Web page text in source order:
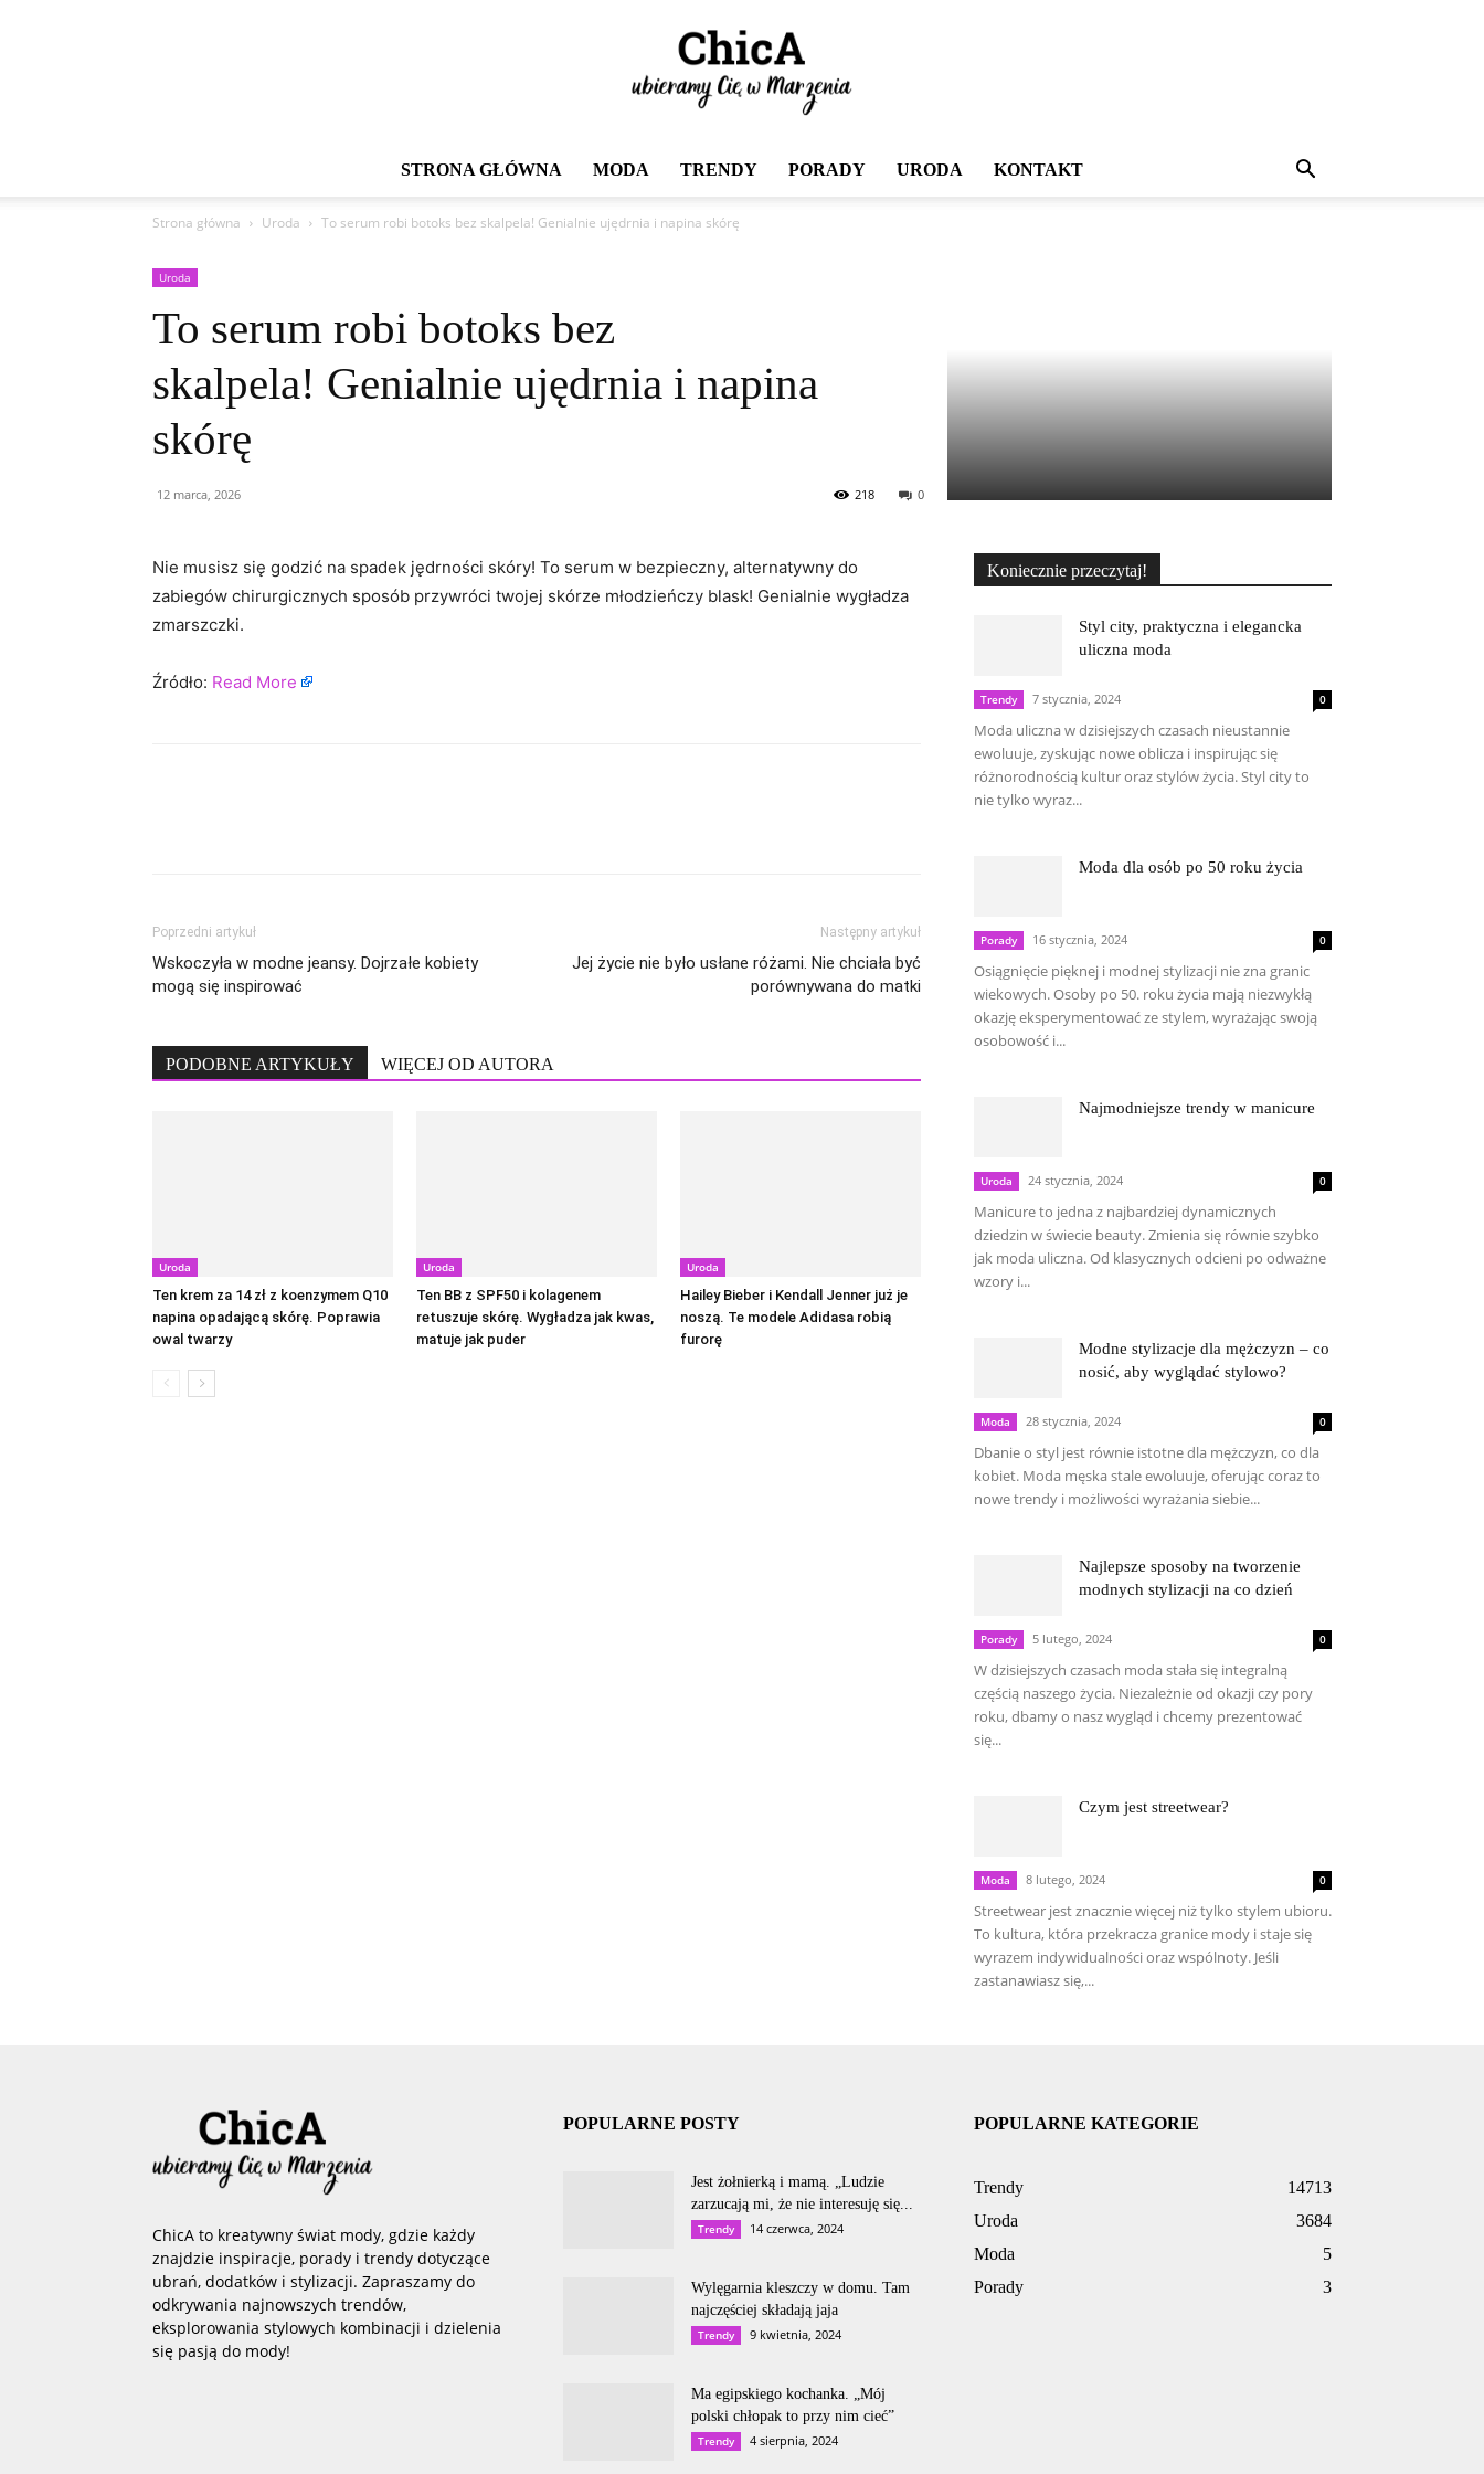
STRONA GŁÓWNA MODA TRENDY PORADY URODA KONTAKT
Strona główna Uroda To serum robi botoks bez skalpela! Genialnie ujędrnia i napina skórę
Uroda
To serum robi botoks bez
skalpela! Genialnie ujędrnia i napina
skórę
12 marca, 2026 0
218
Nie musisz się godzić na spadek jędrności skóry! To serum w bezpieczny, alternatywny do
zabiegów chirurgicznych sposób przywróci twojej skórze młodzieńczy blask! Genialnie wygładza
zmarszczki.
Źródło: Read More
Poprzedni artykuł
Wskoczyła w modne jeansy. Dojrzałe kobiety
mogą się inspirować
Następny artykuł
Jej życie nie było usłane różami. Nie chciała być
porównywana do matki
PODOBNE ARTYKUŁY WIĘCEJ OD AUTORA
Uroda
Ten krem za 14 zł z koenzymem Q10
napina opadającą skórę. Poprawia
owal twarzy
Uroda
Ten BB z SPF50 i kolagenem
retuszuje skórę. Wygładza jak kwas,
matuje jak puder
Uroda
Hailey Bieber i Kendall Jenner już je
noszą. Te modele Adidasa robią
furorę
Koniecznie przeczytaj!
Styl city, praktyczna i elegancka
uliczna moda
Trendy 7 stycznia, 2024 0
Moda uliczna w dzisiejszych czasach nieustannie
ewoluuje, zyskując nowe oblicza i inspirując się
różnorodnością kultur oraz stylów życia. Styl city to
nie tylko wyraz...
Moda dla osób po 50 roku życia
Porady 16 stycznia, 2024 0
Osiągnięcie pięknej i modnej stylizacji nie zna granic
wiekowych. Osoby po 50. roku życia mają niezwykłą
okazję eksperymentować ze stylem, wyrażając swoją
osobowość i...
Najmodniejsze trendy w manicure
Uroda 24 stycznia, 2024 0
Manicure to jedna z najbardziej dynamicznych
dziedzin w świecie beauty. Zmienia się równie szybko
jak moda uliczna. Od klasycznych odcieni po odważne
wzory i...
Modne stylizacje dla mężczyzn – co
nosić, aby wyglądać stylowo?
Moda 28 stycznia, 2024 0
Dbanie o styl jest równie istotne dla mężczyzn, co dla
kobiet. Moda męska stale ewoluuje, oferując coraz to
nowe trendy i możliwości wyrażania siebie...
Najlepsze sposoby na tworzenie
modnych stylizacji na co dzień
Porady 5 lutego, 2024 0
W dzisiejszych czasach moda stała się integralną
częścią naszego życia. Niezależnie od okazji czy pory
roku, dbamy o nasz wygląd i chcemy prezentować
się...
Czym jest streetwear?
Moda 8 lutego, 2024 0
Streetwear jest znacznie więcej niż tylko stylem ubioru.
To kultura, która przekracza granice mody i staje się
wyrazem indywidualności oraz wspólnoty. Jeśli
zastanawiasz się,...
ChicA to kreatywny świat mody, gdzie każdy
znajdzie inspiracje, porady i trendy dotyczące
ubrań, dodatków i stylizacji. Zapraszamy do
odkrywania najnowszych trendów,
eksplorowania stylowych kombinacji i dzielenia
się pasją do mody!
POPULARNE POSTY
Jest żołnierką i mamą. „Ludzie
zarzucają mi, że nie interesuję się...
Trendy 14 czerwca, 2024
Wylęgarnia kleszczy w domu. Tam
najczęściej składają jaja
Trendy 9 kwietnia, 2024
Ma egipskiego kochanka. „Mój
polski chłopak to przy nim cieć”
Trendy 4 sierpnia, 2024
POPULARNE KATEGORIE
Trendy
14713
Uroda
3684
Moda
5
Porady
3